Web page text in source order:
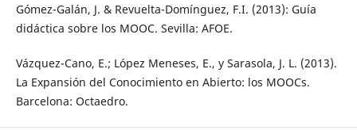
Gómez-Galán, J. & Revuelta-Domínguez, F.I. (2013): Guía
didáctica sobre los MOOC. Sevilla: AFOE.
Vázquez-Cano, E.; López Meneses, E., y Sarasola, J. L. (2013).
La Expansión del Conocimiento en Abierto: los MOOCs.
Barcelona: Octaedro.